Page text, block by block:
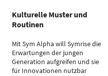
Kulturelle Muster und
Routinen
Mit Sym Alpha will Symrise die
Erwartungen der jungen
Generation aufgreifen und sie
für Innovationen nutzbar